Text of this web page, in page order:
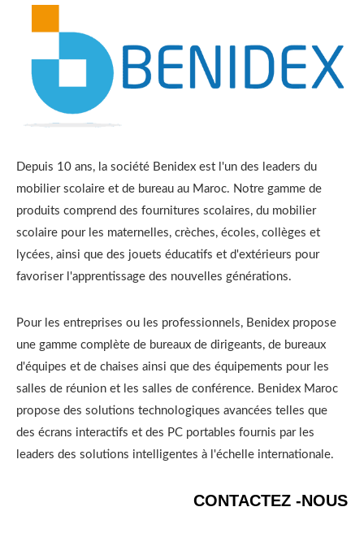
Depuis 10 ans, la société Benidex est l'un des leaders du
mobilier scolaire et de bureau au Maroc. Notre gamme de
produits comprend des fournitures scolaires, du mobilier
scolaire pour les maternelles, crèches, écoles, collèges et
lycées, ainsi que des jouets éducatifs et d'extérieurs pour
favoriser l'apprentissage des nouvelles générations.
Pour les entreprises ou les professionnels, Benidex propose
une gamme complète de bureaux de dirigeants, de bureaux
d'équipes et de chaises ainsi que des équipements pour les
salles de réunion et les salles de conférence. Benidex Maroc
propose des solutions technologiques avancées telles que
des écrans interactifs et des PC portables fournis par les
leaders des solutions intelligentes à l'échelle internationale.
CONTACTEZ -NOUS